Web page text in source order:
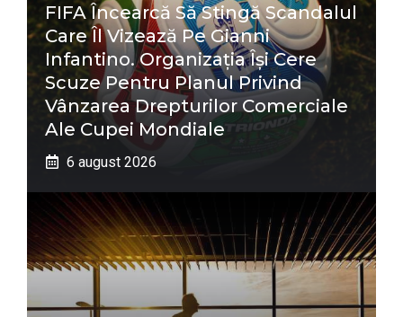
FIFA Încearcă Să Stingă Scandalul
Care Îl Vizează Pe Gianni
Infantino. Organizația Își Cere
Scuze Pentru Planul Privind
Vânzarea Drepturilor Comerciale
Ale Cupei Mondiale
6 august 2026